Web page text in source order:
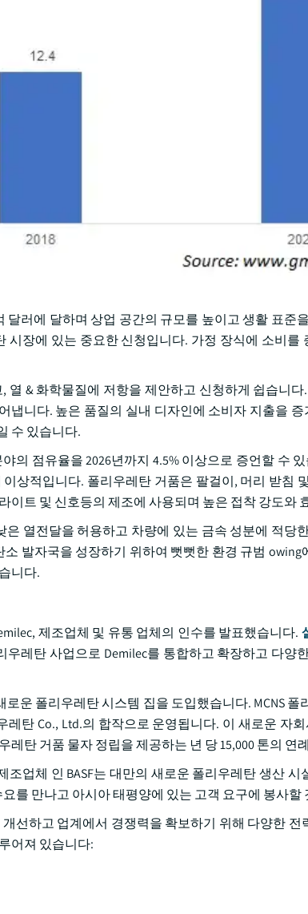
달러에 달하며 상업 공간의 규모를 높이고 생활 표준
시장에 있는 중요한 신청입니다. 가정 장식에 소비
열 & 화학물질에 저항을 제안하고 신청하게 쉽습니
냅니다. 높은 품질의 실내 디자인에 소비자 지출을
수 있습니다.
의 점유율을 2026년까지 4.5% 이상으로 증언할 수
상적입니다. 폴리우레탄 거품은 팔걸이, 머리 받침
이트 및 신호등의 제조에 사용되며 높은 접착 강도와
은 열전달을 허용하고 차량에 있는 금속 성분에 적당
발자국을 성장하기 위하여 뻣뻣한 환경 규범
니다.
제조업체 및 유통 업체의 인수를 발표했습니다.
레탄 사업으로 Demilec를 통합하고 확장하고 다양
로운 폴리우레탄 시스템 집을 도입했습니다. MCNS
레탄 Co., Ltd.의 합작으로 운영됩니다. 이 새로운 자
레탄 거품 물자 정립을 제공하는 년 당 15,000 톤의 연
조업체 인 BASF는 대만의 새로운 폴리우레탄 생산
를 만나고 아시아 태평양에 있는 고객 요구에 봉사할
선하고 업계에서 경쟁력을 확보하기 위해 다양한
어져 있습니다: